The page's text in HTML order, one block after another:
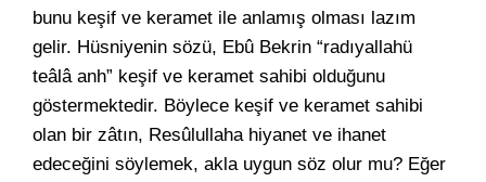
bunu keşif ve keramet ile anlamış olması lazım
gelir. Hüsniyenin sözü, Ebû Bekrin “radıyallahü
teâlâ anh” keşif ve keramet sahibi olduğunu
göstermektedir. Böylece keşif ve keramet sahibi
olan bir zâtın, Resûlullaha hiyanet ve ihanet
edeceğini söylemek, akla uygun söz olur mu? Eğer